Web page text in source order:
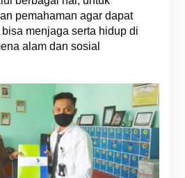
pemahaman agar dapat
menjaga serta hidup di
alam dan sosial